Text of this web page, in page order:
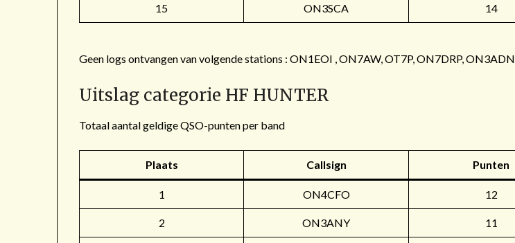
15 ON3SCA 14
Geen logs ontvangen van volgende stations : ON1EOI , ON7AW, OT7P, ON7DRP, ON3ADN
Uitslag categorie HF HUNTER
Totaal aantal geldige QSO-punten per band
Plaats Callsign Punten
1 ON4CFO 12
2 ON3ANY 11